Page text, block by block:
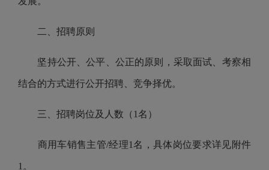
二、招聘原则
坚持公开、公平、公正的原则，采取面试、考察相
结合的方式进行公开招聘、竞争择优。
三、招聘岗位及人数（1名）
商用车销售主管/经理1名，具体岗位要求详见附件
1。